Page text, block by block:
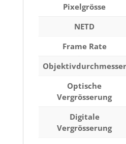
Pixelgrösse
NETD
Frame Rate
Objektivdurchmesser
Optische
Vergrösserung
Digitale
Vergrösserung